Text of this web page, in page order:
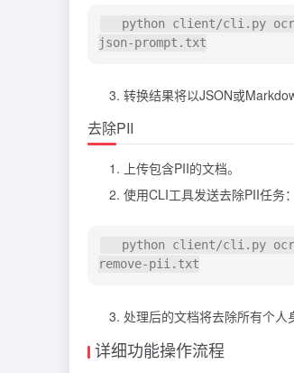
转换结果将以JSON或
去除PII
上传包含PII的文档。
使用CLI工具发送去除PII任务：
处理后的文档将去除所有个人
详细功能操作流程